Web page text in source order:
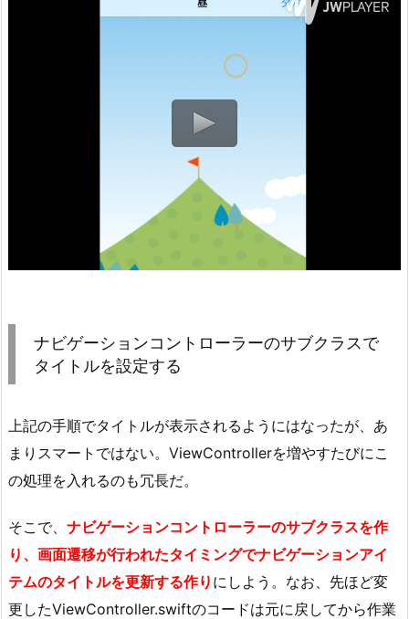
ナビゲーションコントローラーのサブクラスで
タイトルを設定する
上記の手順でタイトルが表示されるようにはなったが、あ
まりスマートではない。ViewControllerを増やすたびにこ
の処理を入れるのも冗長だ。
そこで、 ナビゲーションコントローラーのサブクラスを作
り、画面遷移が行われたタイミングでナビゲーションアイ
テムのタイトルを更新する作り にしよう。なお、先ほど変
更したViewController.swiftのコードは元に戻してから作業